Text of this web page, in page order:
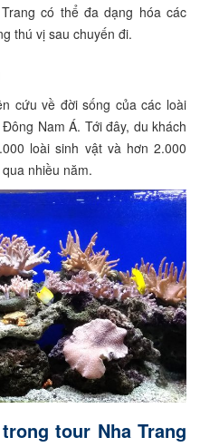
có thể đa dạng hóa các
thú vị sau chuyến đi.
cứu về đời sống của các loài
Nam Á. Tới đây, du khách
loài sinh vật và hơn 2.000
nhiều năm.
tour Nha Trang